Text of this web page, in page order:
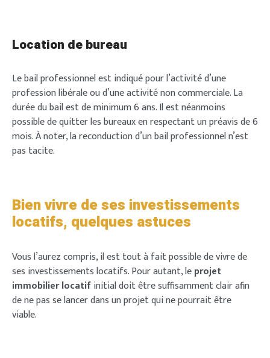
Location de bureau
Le bail professionnel est indiqué pour l’activité d’une
profession libérale ou d’une activité non commerciale. La
durée du bail est de minimum 6 ans. Il est néanmoins
possible de quitter les bureaux en respectant un préavis de 6
mois. À noter, la reconduction d’un bail professionnel n’est
pas tacite.
Bien vivre de ses investissements
locatifs, quelques astuces
Vous l’aurez compris, il est tout à fait possible de vivre de
ses investissements locatifs. Pour autant, leprojet
immobilier locatifinitial doit être suffisamment clair afin
de ne pas se lancer dans un projet qui ne pourrait être
viable.